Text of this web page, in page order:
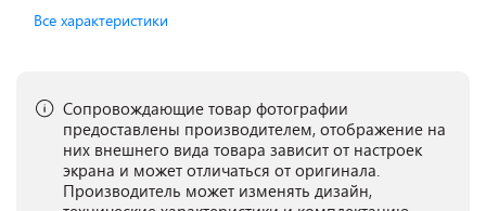
Все характеристики
Сопровождающие товар фотографии
предоставлены производителем, отображение на
них внешнего вида товара зависит от настроек
экрана и может отличаться от оригинала.
Производитель может изменять дизайн,